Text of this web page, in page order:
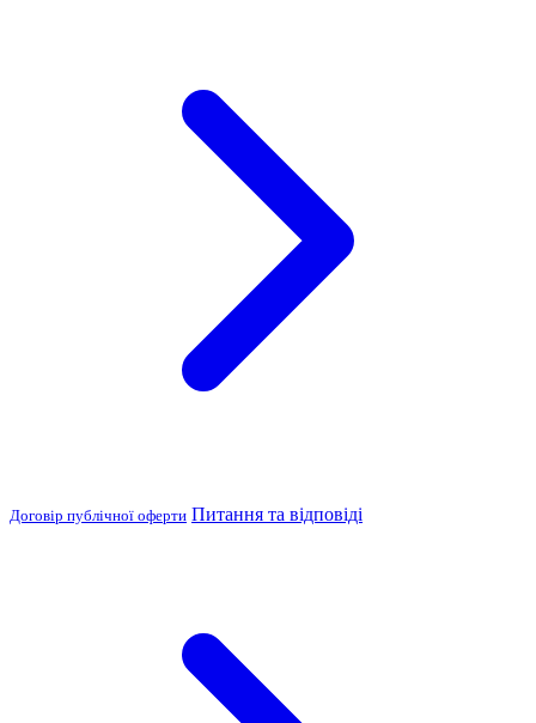
Договір публічної оферти Питання та відповіді